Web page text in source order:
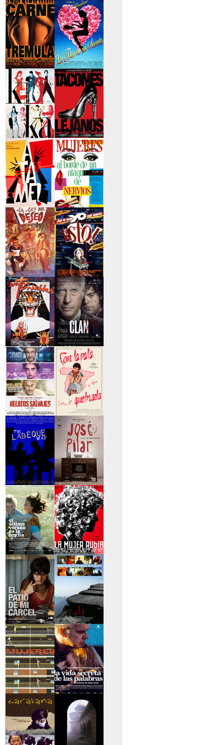
>Hable con ella
>Todo sobre mi
madre
>Carne trémula
>La flor de mi
secreto
>Kika >Tacones lejanos
>Átame
>Mujeres al borde
de un...
>La ley del deseo
>Qué he hecho yo
para...
>Entre tinieblas >El Clan
>Relatos Salvajes
>Con la pata
quebrada
>The Labèque Way >José y Pilar
>El último verano de
la boyita
>La mujer rubia
>El patio de mi
cárcel
>Historias de las
montañas
>Serie mujeres
>La vida secreta de
las palabras